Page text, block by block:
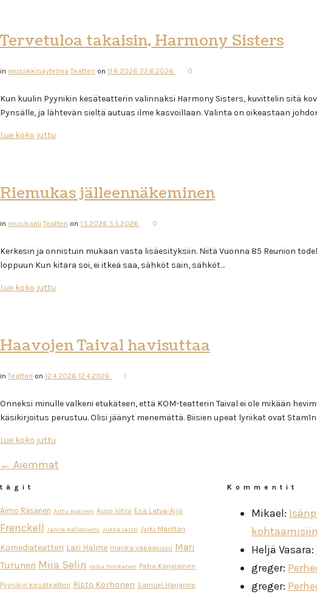
Tervetuloa takaisin, Harmony Sisters
in musiikkinäytelmä Teatteri on 11.6.2026 22.6.2026 0
Kun kuulin Pyynikin kesäteatterin valinnaksi Harmony Sisters, kuvittelin sitä
Pynsälle, ja lähtevän sieltä autuas ilme kasvoillaan. Valinta on oikeastaan
Lue koko juttu
Riemukas jälleennäkeminen
in musikaali Teatteri on 1.5.2026 5.5.2026 0
Kerkesin ja onnistuin mukaan vasta lisäesityksiin. Niitä Vuonna 85 Reunion
loppuun Kun kitara soi, ei itkeä saa, sähköt sain, sähköt…
Lue koko juttu
Haavojen Taival havisuttaa
inTeatteri on 12.4.2026 12.4.2026 1
Onneksi minulle valkeni etukäteen, että KOM-teatterin Taival ei ole mikään
käsikirjoitus perustuu. Olisi jäänyt menemättä. Biisien upeat lyriikat ovat
Lue koko juttu
← Aiemmat
tägit
Aimo Räsänen Arttu Ratinen Auvo Vihro Esa Latva-Äijö
Frenckell Janne Kallioniemi Jukka Leisti Jyrki Mänttäri
Komediateatteri Lari Halme marika vapaavuori Mari
Turunen Miia Selin mika honkanen Petra Karjalainen
Pyynikin kesäteatteri Risto Korhonen Samuel Harjanne
Kommentit
Mikael:
kohtaamisiin
Heljä Vasara:
greger:
greger: